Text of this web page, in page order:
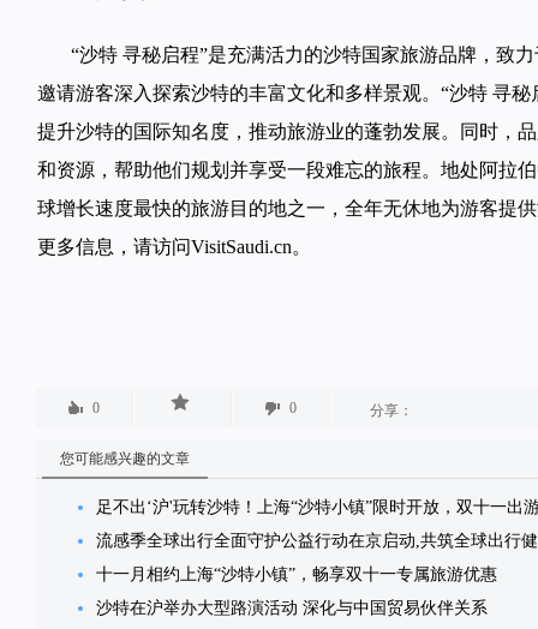
“沙特 寻秘启程”是充满活力的沙特国家旅游品牌，致
邀请游客深入探索沙特的丰富文化和多样景观。“沙特 寻
提升沙特的国际知名度，推动旅游业的蓬勃发展。同时，
和资源，帮助他们规划并享受一段难忘的旅程。地处阿拉
球增长速度最快的旅游目的地之一，全年无休地为游客提
更多信息， 请访问VisitSaudi.cn。
0 0 分享：
您可能感兴趣的文章
足不出‘沪'玩转沙特！上海“沙特小镇”限时开放，双十一出
流感季全球出行全面守护公益行动在京启动,共筑全球出行
十一月相约上海“沙特小镇”，畅享双十一专属旅游优惠
沙特在沪举办大型路演活动 深化与中国贸易伙伴关系